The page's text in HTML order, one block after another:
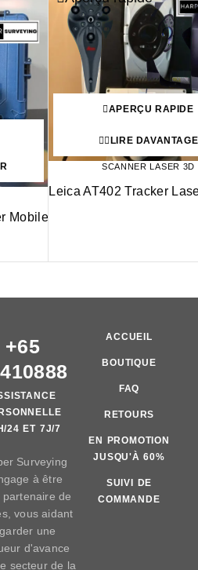
Mobile
APERÇU RAPIDE
LIRE DAVANTAGE
SCANNER LASER 3D
Leica AT402 Tracker
+65
24 ET 7J/7
Surveying
à être
partenaire de
vous aidant
une
d'avance
secteur de la
ACCUEIL
BOUTIQUE
FAQ
RETOURS
EN PROMOTION
JUSQU'À 60%
SUIVI DE
COMMANDE